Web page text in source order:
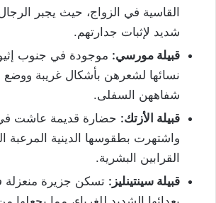
القاسية في الزواج، حيث يجبر
شديد لإثبات جدارتهم.
قبيلة مورسي: موجودة في جنوب
نسائها لشعرهن بأشكال غريبة
شفاههن السفلى.
قبيلة الأزتك: حضارة قديمة عاشت
واشتهرت بطقوسها الدينية المرعبة
القرابين البشرية.
قبيلة سينتينليز: تسكن جزيرة منعزلة